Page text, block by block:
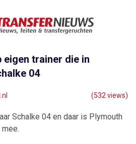
eigen trainer die in
04
(532 views)
Schalke 04 en daar is Plymouth